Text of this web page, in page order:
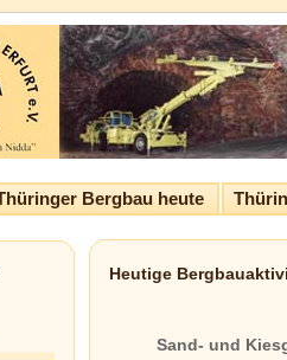
Bergbau heute
Heutige
Sand- und